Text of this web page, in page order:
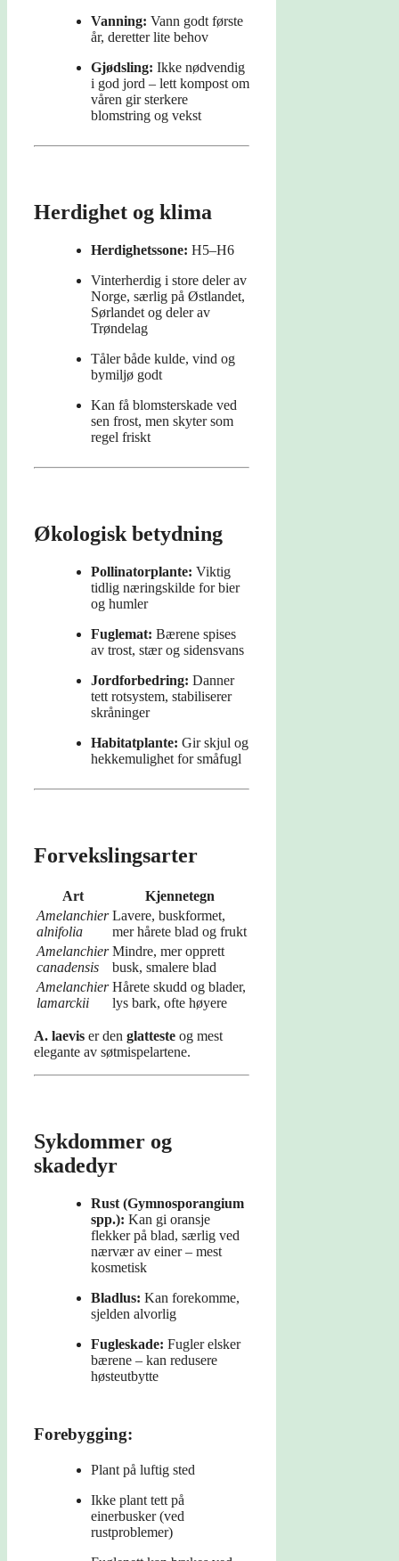
Vanning: Vann godt første
år, deretter lite behov
Gjødsling: Ikke nødvendig
i god jord – lett kompost om
våren gir sterkere
blomstring og vekst
Herdighet og klima
Herdighetssone: H5–H6
Vinterherdig i store deler av
Norge, særlig på Østlandet,
Sørlandet og deler av
Trøndelag
Tåler både kulde, vind og
bymiljø godt
Kan få blomsterskade ved
sen frost, men skyter som
regel friskt
Økologisk betydning
Pollinatorplante: Viktig
tidlig næringskilde for bier
og humler
Fuglemat: Bærene spises
av trost, stær og sidensvans
Jordforbedring: Danner
tett rotsystem, stabiliserer
skråninger
Habitatplante: Gir skjul og
hekkemulighet for småfugl
Forvekslingsarter
Art
Kjennetegn
Amelanchier
alnifolia
Lavere, buskformet,
mer hårete blad og frukt
Amelanchier
canadensis
Mindre, mer opprett
busk, smalere blad
Amelanchier
lamarckii
Hårete skudd og blader,
lys bark, ofte høyere
A. laevis er den glatteste og mest
elegante av søtmispelartene.
Sykdommer og
skadedyr
Rust (Gymnosporangium
spp.): Kan gi oransje
flekker på blad, særlig ved
nærvær av einer – mest
kosmetisk
Bladlus: Kan forekomme,
sjelden alvorlig
Fugleskade: Fugler elsker
bærene – kan redusere
høsteutbytte
Forebygging:
Plant på luftig sted
Ikke plant tett på
einerbusker (ved
rustproblemer)